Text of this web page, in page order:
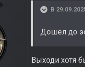
В
Дошёл до
Выходи хотя